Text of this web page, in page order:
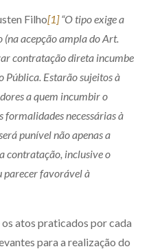
Filho[1] “O tipo exige a
acepção ampla do Art.
contratação direta incumbe
Pública. Estarão sujeitos à
a quem incumbir o
formalidades necessárias à
punível não apenas a
contratação, inclusive o
parecer favorável à
atos praticados por cada
para a realização do